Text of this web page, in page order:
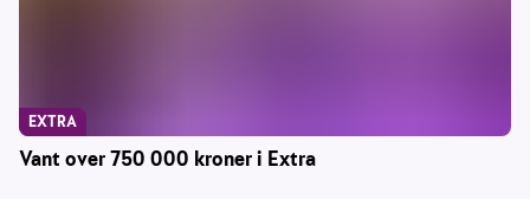
Vant over 750 000 kroner i Extra
EXTRA